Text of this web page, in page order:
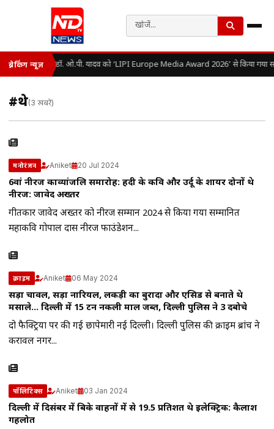
ब्रेकिंग न्यूज़ डॉ. ओ.पी. यादव को ‘LIPI Europe Media Award 2026’ से किया गया
#थे(3 खबरें)
मनोरंजन Aniket 20 Jul 2024
6वां नीरज काव्यांजलि समारोह: हिंदी के कवि और उर्दू के शायर दोनों थे
नीरज: जावेद अख्तर
गीतकार जावेद अख्तर को नीरज सम्मान 2024 से किया गया सम्मानित
महाकवि गोपाल दास नीरज फाउंडेशन...
क्राइम Aniket 06 May 2024
सड़ा चावल, सड़ा नारियल, लकड़ी का बुरादा और एसिड से बनाते थे
मसाले… दिल्ली में 15 टन नकली माल जब्त, दिल्ली पुलिस ने 3 दबोचे
दो फैक्ट्रियों पर की गई छापेमारी नई दिल्ली। दिल्ली पुलिस की क्राइम ब्रांच ने
करावल नगर...
पॉलिटिक्स Aniket 03 Jan 2024
दिल्ली में दिसंबर में बिके वाहनों में से 19.5 प्रतिशत थे इलेक्ट्रिक: कैलाश
गहलोत